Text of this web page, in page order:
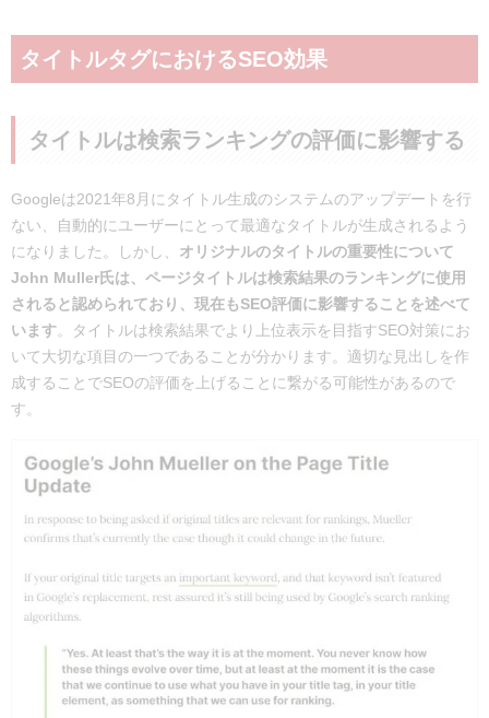
タイトルタグにおけるSEO効果
タイトルは検索ランキングの評価に影響する
Googleは2021年8月にタイトル生成のシステムのアップデートを行
ない、自動的にユーザーにとって最適なタイトルが生成されるよう
になりました。しかし、 オリジナルのタイトルの重要性について
John Muller氏は、ページタイトルは検索結果のランキングに使用
されると認められており、現在もSEO評価に影響することを述べて
います。タイトルは検索結果でより上位表示を目指すSEO対策にお
いて大切な項目の一つであることが分かります。適切な見出しを作
成することでSEOの評価を上げることに繋がる可能性があるので
す。